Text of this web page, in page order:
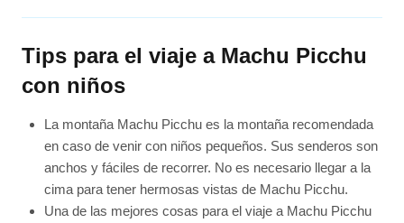
Tips para el viaje a Machu Picchu
con niños
La montaña Machu Picchu es la montaña recomendada
en caso de venir con niños pequeños. Sus senderos son
anchos y fáciles de recorrer. No es necesario llegar a la
cima para tener hermosas vistas de Machu Picchu.
Una de las mejores cosas para el viaje a Machu Picchu